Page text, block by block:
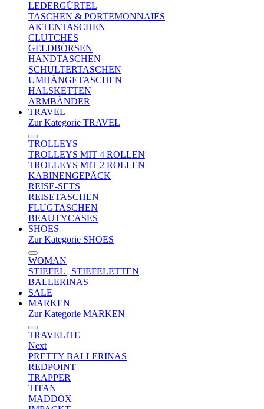
LEDERGÜRTEL
TASCHEN & PORTEMONNAIES
AKTENTASCHEN
CLUTCHES
GELDBÖRSEN
HANDTASCHEN
SCHULTERTASCHEN
UMHÄNGETASCHEN
HALSKETTEN
ARMBÄNDER
TRAVEL
Zur Kategorie TRAVEL
TROLLEYS
TROLLEYS MIT 4 ROLLEN
TROLLEYS MIT 2 ROLLEN
KABINENGEPÄCK
REISE-SETS
REISETASCHEN
FLUGTASCHEN
BEAUTYCASES
SHOES
Zur Kategorie SHOES
WOMAN
STIEFEL | STIEFELETTEN
BALLERINAS
SALE
MARKEN
Zur Kategorie MARKEN
TRAVELITE
Next
PRETTY BALLERINAS
REDPOINT
TRAPPER
TITAN
MADDOX